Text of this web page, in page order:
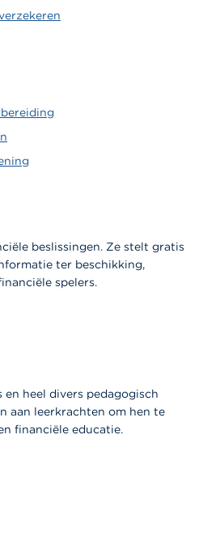
beslissingen. Ze stelt gratis
ter beschikking,
spelers.
heel divers pedagogisch
aan leerkrachten om hen te
financiële educatie.